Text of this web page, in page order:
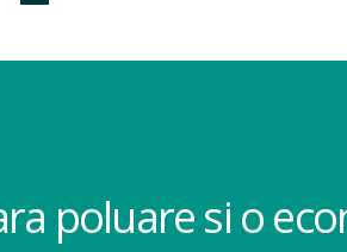
poluare si o